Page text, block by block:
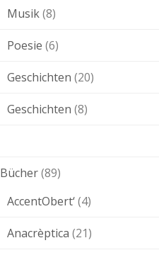
Musik (8)
Poesie (6)
Geschichten (20)
Geschichten (8)
Bücher(89)
AccentObert‘(4)
Anacrèptica (21)